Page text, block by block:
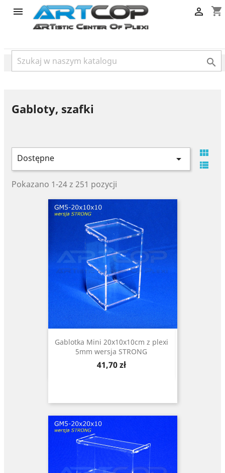
category
 shopping_cart


Gabloty, szafki
Dostępne 


Pokazano 1-24 z 251 pozycji
Gablotka Mini 20x10x10cm z plexi
5mm wersja STRONG
Cena
41,70 zł